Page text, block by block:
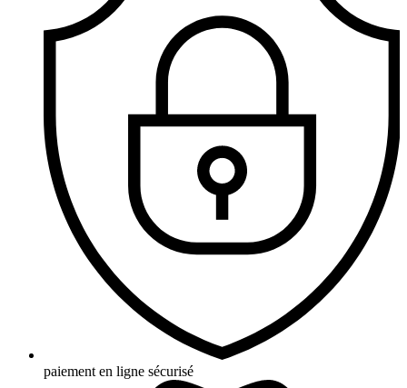
paiement en ligne sécurisé